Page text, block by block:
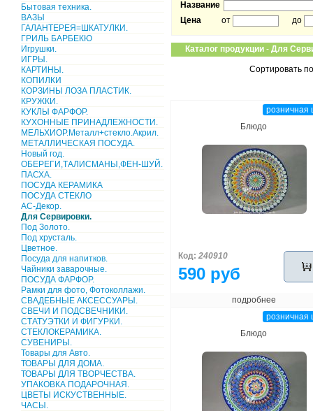
Бытовая техника.
ВАЗЫ
ГАЛАНТЕРЕЯ=ШКАТУЛКИ.
ГРИЛЬ БАРБЕКЮ
Игрушки.
ИГРЫ.
КАРТИНЫ.
КОПИЛКИ
КОРЗИНЫ ЛОЗА ПЛАСТИК.
КРУЖКИ.
КУКЛЫ ФАРФОР.
КУХОННЫЕ ПРИНАДЛЕЖНОСТИ.
МЕЛЬХИОР.Металл+стекло.Акрил.
МЕТАЛЛИЧЕСКАЯ ПОСУДА.
Новый год.
ОБЕРЕГИ,ТАЛИСМАНЫ,ФЕН-ШУЙ.
ПАСХА.
ПОСУДА КЕРАМИКА
ПОСУДА СТЕКЛО
АС-Декор.
Для Сервировки.
Под Золото.
Под хрусталь.
Цветное.
Посуда для напитков.
Чайники заварочные.
ПОСУДА ФАРФОР.
Рамки для фото, Фотоколлажи.
СВАДЕБНЫЕ АКСЕССУАРЫ.
СВЕЧИ И ПОДСВЕЧНИКИ.
СТАТУЭТКИ И ФИГУРКИ.
СТЕКЛОКЕРАМИКА.
СУВЕНИРЫ.
Товары для Авто.
ТОВАРЫ ДЛЯ ДОМА.
ТОВАРЫ ДЛЯ ТВОРЧЕСТВА.
УПАКОВКА ПОДАРОЧНАЯ.
ЦВЕТЫ ИСКУСТВЕННЫЕ.
ЧАСЫ.
Название
Цена
от до
Каталог продукции - Для
Сортировать
розничная
Блюдо
Код: 240910
590 руб
подробнее
розничная
Блюдо